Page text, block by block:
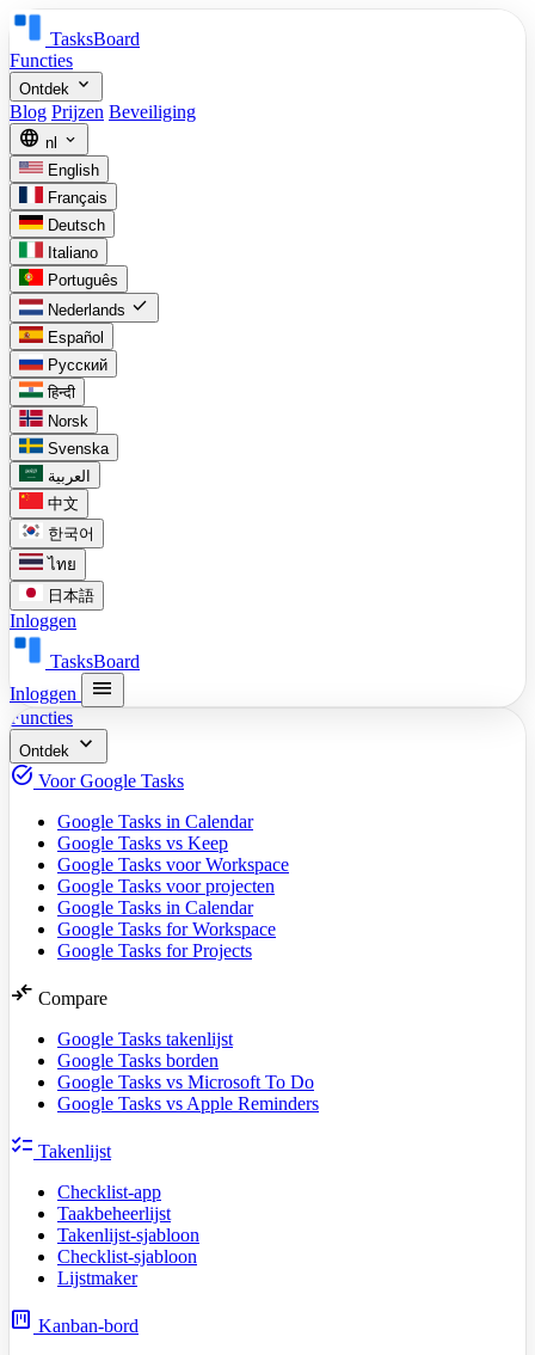
TasksBoard
Functies
Ontdek expand_more
Blog Prijzen Beveiliging
language nl expand_more
English
Français
Deutsch
Italiano
Português
Nederlands check
Español
Русский
हिन्दी
Norsk
Svenska
العربية
中文
한국어
ไทย
日本語
Inloggen
TasksBoard
Inloggen
menu
Functies
Ontdek expand_more
task_alt Voor Google Tasks
Google Tasks in Calendar
Google Tasks vs Keep
Google Tasks voor Workspace
Google Tasks voor projecten
Google Tasks in Calendar
Google Tasks for Workspace
Google Tasks for Projects
compare_arrows Compare
Google Tasks takenlijst
Google Tasks borden
Google Tasks vs Microsoft To Do
Google Tasks vs Apple Reminders
checklist Takenlijst
Checklist-app
Taakbeheerlijst
Takenlijst-sjabloon
Checklist-sjabloon
Lijstmaker
view_kanban Kanban-bord